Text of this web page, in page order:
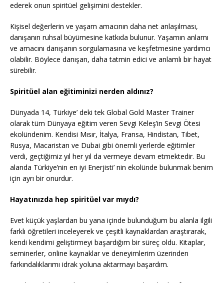
ederek onun spiritüel gelişimini destekler.
Kişisel değerlerin ve yaşam amacının daha net anlaşılması,
danışanın ruhsal büyümesine katkıda bulunur. Yaşamın anlamı
ve amacını danışanın sorgulamasına ve keşfetmesine yardımcı
olabilir. Böylece danışan, daha tatmin edici ve anlamlı bir hayat
sürebilir.
Spiritüel alan eğitiminizi nerden aldınız?
Dünyada 14, Türkiye’ deki tek Global Gold Master Trainer
olarak tüm Dünyaya eğitim veren Sevgi Keleş’in Sevgi Ötesi
ekolündenim. Kendisi Mısır, İtalya, Fransa, Hindistan, Tibet,
Rusya, Macaristan ve Dubai gibi önemli yerlerde eğitimler
verdi, geçtiğimiz yıl her yıl da vermeye devam etmektedir. Bu
alanda Türkiye’nin en iyi Enerjisti’ nin ekolünde bulunmak benim
için ayrı bir onurdur.
Hayatınızda hep spiritüel var mıydı?
Evet küçük yaşlardan bu yana içinde bulunduğum bu alanla ilgili
farklı öğretileri inceleyerek ve çeşitli kaynaklardan araştırarak,
kendi kendimi geliştirmeyi başardığım bir süreç oldu. Kitaplar,
seminerler, online kaynaklar ve deneyimlerim üzerinden
farkındalıklarımı idrak yoluna aktarmayı başardım.